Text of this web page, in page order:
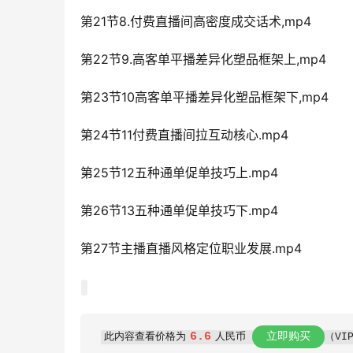
第21节8.付费直播间高密度成交话术,mp4
第22节9.高客单平播差异化塑品框架上,mp4
第23节10高客单平播差异化塑品框架下,mp4
第24节11付费直播间拉互动核心.mp4
第25节12五种通单促单技巧上.mp4
第26节13五种通单促单技巧下.mp4
第27节主播直播风格定位职业发展.mp4
此内容查看价格为 6.6 人民币 立即购买 （